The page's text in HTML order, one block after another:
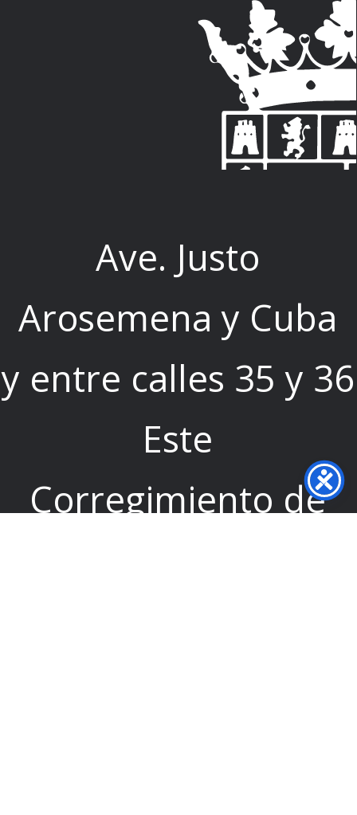
Ave. Justo
Arosemena y Cuba
y entre calles 35 y 36
Este
Corregimiento de